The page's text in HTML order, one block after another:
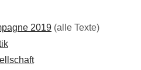
2019 (alle Texte)